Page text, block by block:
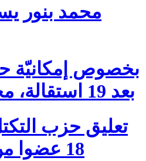
محمد بنور
بخصوص إمكانيّة
بعد 19 استقالة، محمّد بنّور يوضّح
تعليق حزب
18 عضوا من بينهم قياديين